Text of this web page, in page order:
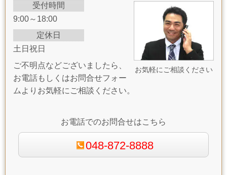
お気軽にご相談ください
受付時間
9:00～18:00
定休日
土日祝日
ご不明点などございましたら、
お電話もしくはお問合せフォー
ムよりお気軽にご相談ください。
お電話でのお問合せはこちら
048-872-8888